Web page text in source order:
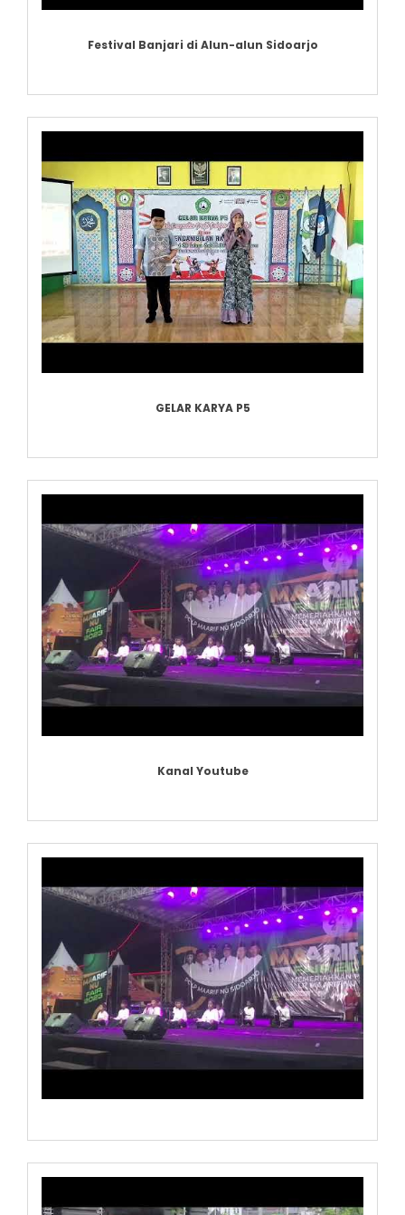
Festival Banjari di Alun-alun Sidoarjo
GELAR KARYA P5
Kanal Youtube